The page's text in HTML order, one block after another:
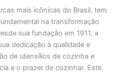
mais icônicas do Brasil, tem
na transformação
sua fundação em 1911, a
dedicação à qualidade e
de utensílios de cozinha e
e o prazer de cozinhar. Este